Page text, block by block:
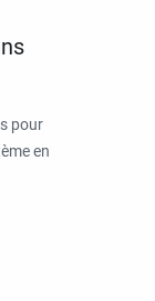
pour
en